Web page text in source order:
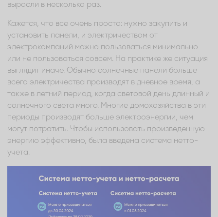
выросли в несколько раз.
Кажется, что все очень просто: нужно закупить и
установить панели, и электричеством от
электрокомпаний можно пользоваться минимально
или не пользоваться совсем. На практике же ситуация
выглядит иначе. Обычно солнечные панели больше
всего электричества производят в дневное время, а
также в летний период, когда световой день длинный и
солнечного света много. Многие домохозяйства в эти
периоды производят больше электроэнергии, чем
могут потратить. Чтобы использовать произведенную
энергию эффективно, была введена система нетто-
учета.